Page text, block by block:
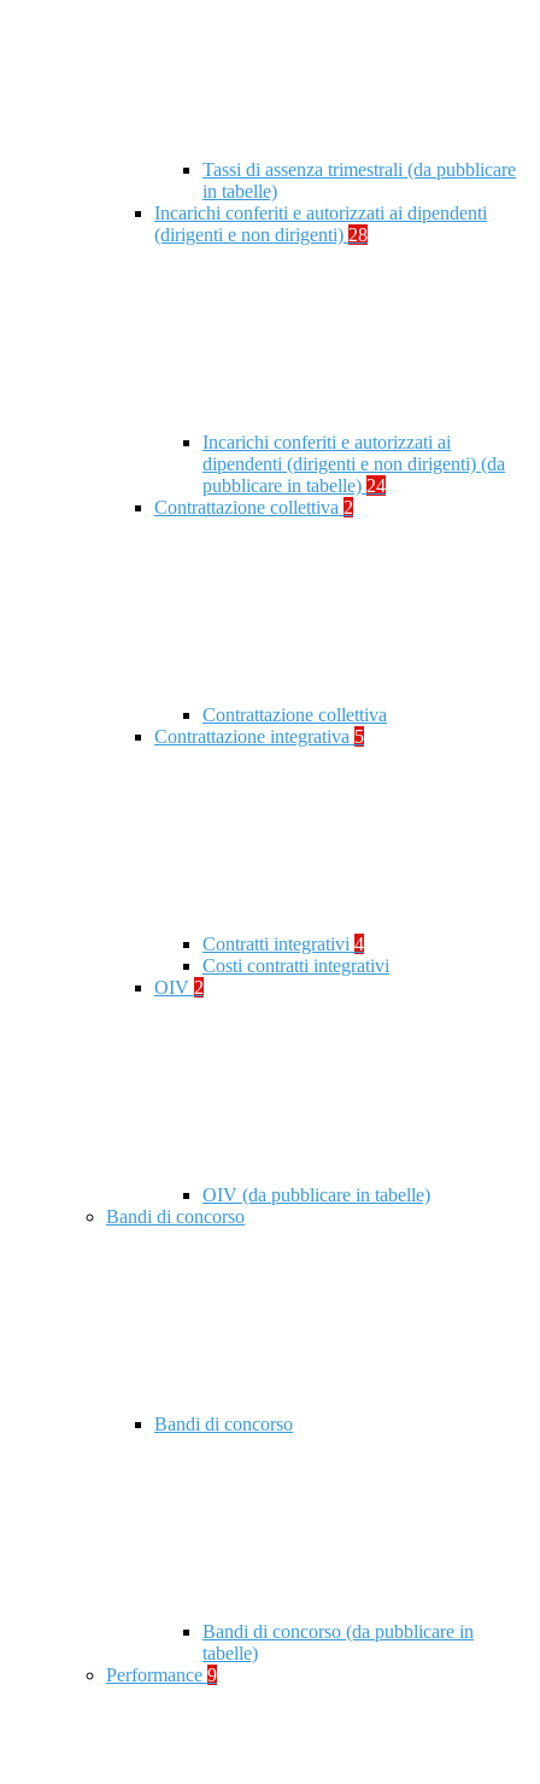
Tassi di assenza trimestrali (da pubblicare
in tabelle)
Incarichi conferiti e autorizzati ai dipendenti
(dirigenti e non dirigenti) 28
Incarichi conferiti e autorizzati ai
dipendenti (dirigenti e non dirigenti) (da
pubblicare in tabelle) 24
Contrattazione collettiva 2
Contrattazione collettiva
Contrattazione integrativa 5
Contratti integrativi 4
Costi contratti integrativi
OIV 2
OIV (da pubblicare in tabelle)
Bandi di concorso
Bandi di concorso
Bandi di concorso (da pubblicare in
tabelle)
Performance 9